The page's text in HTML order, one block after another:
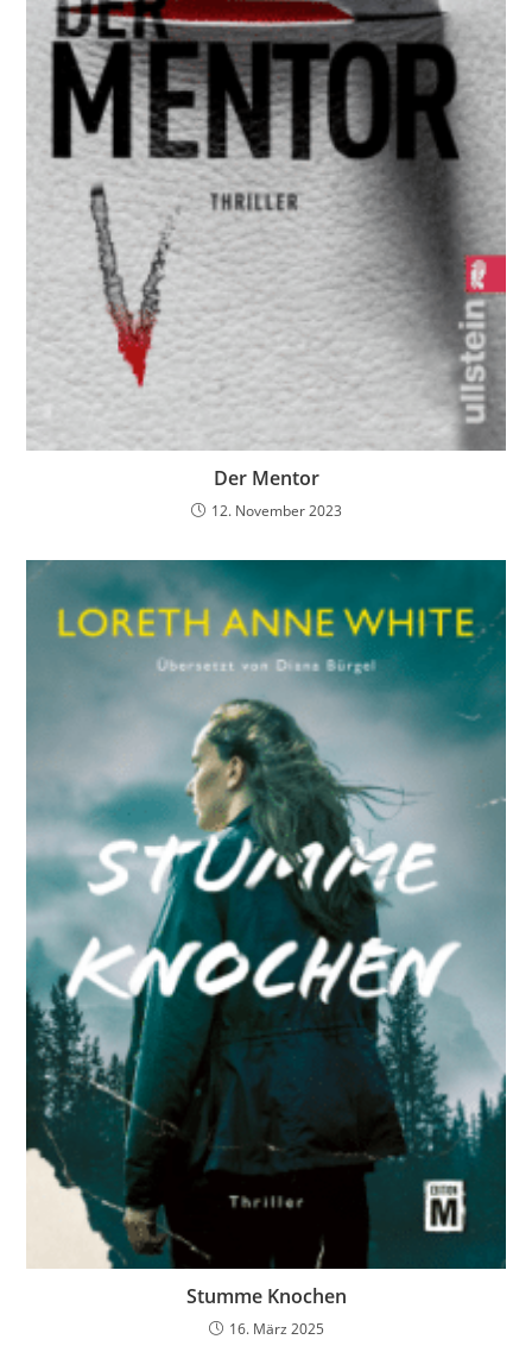
Der Mentor
12. November 2023
Stumme Knochen
16. März 2025